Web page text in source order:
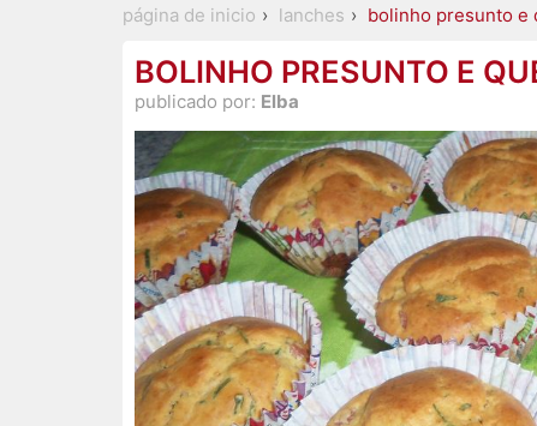
página de inicio lanches bolinho presunto e
BOLINHO PRESUNTO E
publicado por: Elba